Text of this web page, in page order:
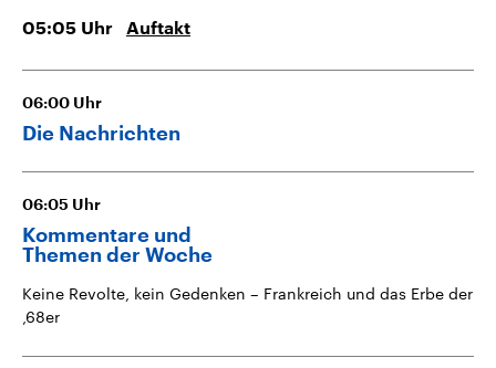
05:05 Uhr Auftakt
06:00 Uhr
Die Nachrichten
06:05 Uhr
Kommentare und
Themen der Woche
Keine Revolte, kein Gedenken – Frankreich und das Erbe der
‚68er